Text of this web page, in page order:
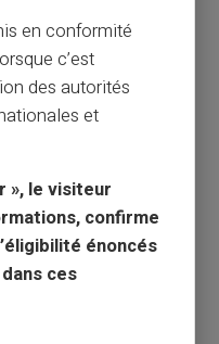
prépayée
compte, ça
votre banque vous
vo...
en conformité
c’est
des autorités
et
», le visiteur
confirme
énoncés
ces